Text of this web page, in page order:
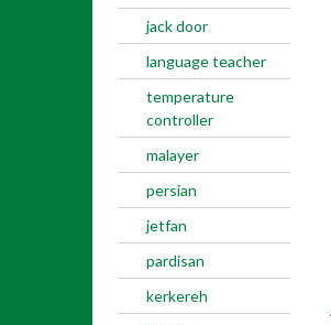
jack door
language teacher
temperature
controller
malayer
persian
jetfan
pardisan
kerkereh